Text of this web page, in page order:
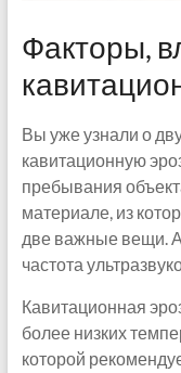
Факторы,
Вы уже узнали о
кавитационную
пребывания
материале, из
две важные вещи.
частота
Кавитационная
более низких
которой